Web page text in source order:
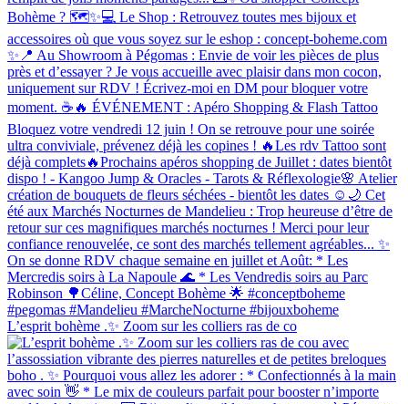
L’esprit bohème .✨ Zoom sur les colliers ras de co